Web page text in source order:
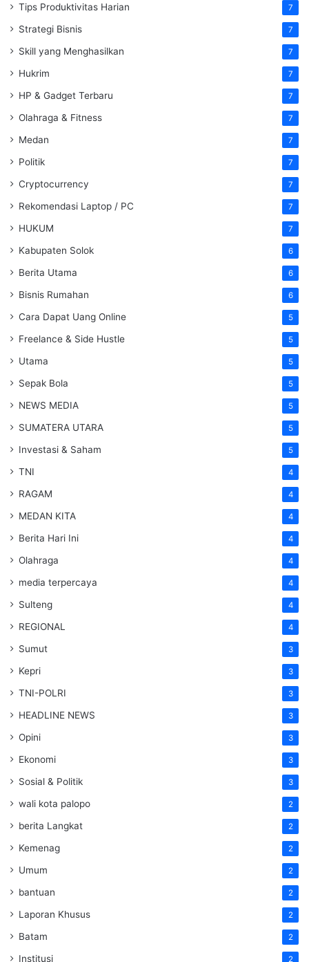
Tips Produktivitas Harian 7
Strategi Bisnis 7
Skill yang Menghasilkan 7
Hukrim 7
HP & Gadget Terbaru 7
Olahraga & Fitness 7
Medan 7
Politik 7
Cryptocurrency 7
Rekomendasi Laptop / PC 7
HUKUM 7
Kabupaten Solok 6
Berita Utama 6
Bisnis Rumahan 6
Cara Dapat Uang Online 5
Freelance & Side Hustle 5
Utama 5
Sepak Bola 5
NEWS MEDIA 5
SUMATERA UTARA 5
Investasi & Saham 5
TNI 4
RAGAM 4
MEDAN KITA 4
Berita Hari Ini 4
Olahraga 4
media terpercaya 4
Sulteng 4
REGIONAL 4
Sumut 3
Kepri 3
TNI-POLRI 3
HEADLINE NEWS 3
Opini 3
Ekonomi 3
Sosial & Politik 3
wali kota palopo 2
berita Langkat 2
Kemenag 2
Umum 2
bantuan 2
Laporan Khusus 2
Batam 2
Institusi 2